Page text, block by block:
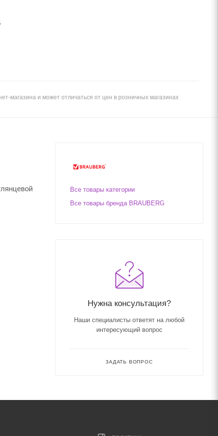
магазина и может отличаться от цен в розничных магазинах
Все товары категории
Все товары бренда BRAUBERG
Нужна консультация?
Наши специалисты ответят на любой
интересующий вопрос
ЗАДАТЬ ВОПРОС